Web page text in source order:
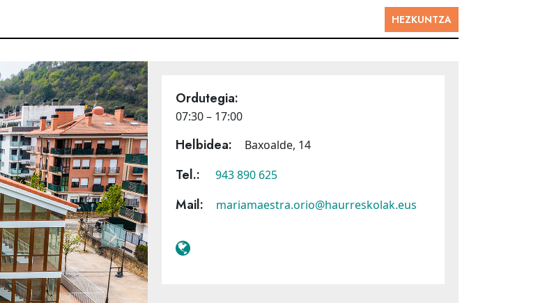
HEZKUNTZA
Next
Ordutegia:
07:30 – 17:00
Helbidea: Baxoalde, 14
Tel.: 943 890 625
Mail: mariamaestra.orio@haurreskolak.eus